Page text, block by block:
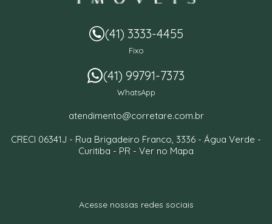
(41) 3333-4455
Fixo
(41) 99791-7373
WhatsApp
atendimento@corretare.com.br
CRECI 06341J - Rua Brigadeiro Franco, 3336 - Água Verde -
Curitiba - PR - Ver no Mapa
Acesse nossas redes sociais